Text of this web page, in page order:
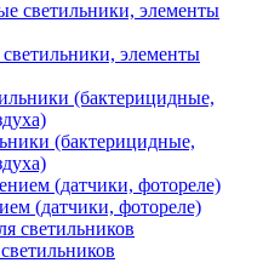
элементы
(бактерицидные,
(датчики, фотореле)